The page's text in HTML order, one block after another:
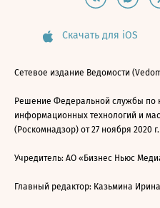
Скачать для iOS
Сетевое издание Ведомости
Решение Федеральной службы по
информационных технологий и
(Роскомнадзор) от 27 ноября 2020
Учредитель: АО «Бизнес Ньюс
Главный редактор: Казьмина